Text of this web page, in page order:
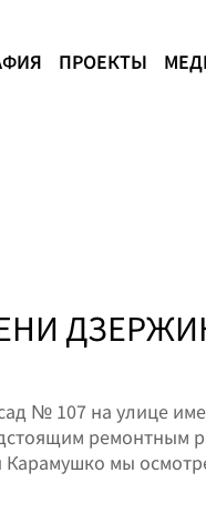
ПРОЕКТЫ
№ 107 на улице
ремонтным
мы